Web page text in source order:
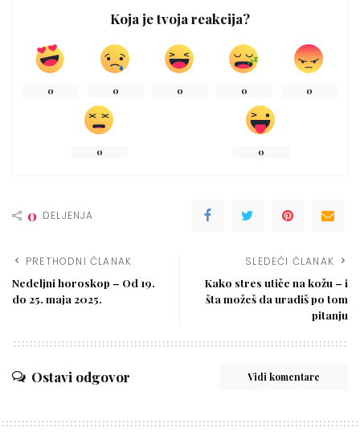
Koja je tvoja reakcija?
0 0 0 0 0
0 0
0 DELJENJA
PRETHODNI ČLANAK
Nedeljni horoskop – Od 19.
do 25. maja 2025.
SLEDEĆI ČLANAK
Kako stres utiče na kožu – i
šta možeš da uradiš po tom
pitanju
Ostavi odgovor Vidi komentare